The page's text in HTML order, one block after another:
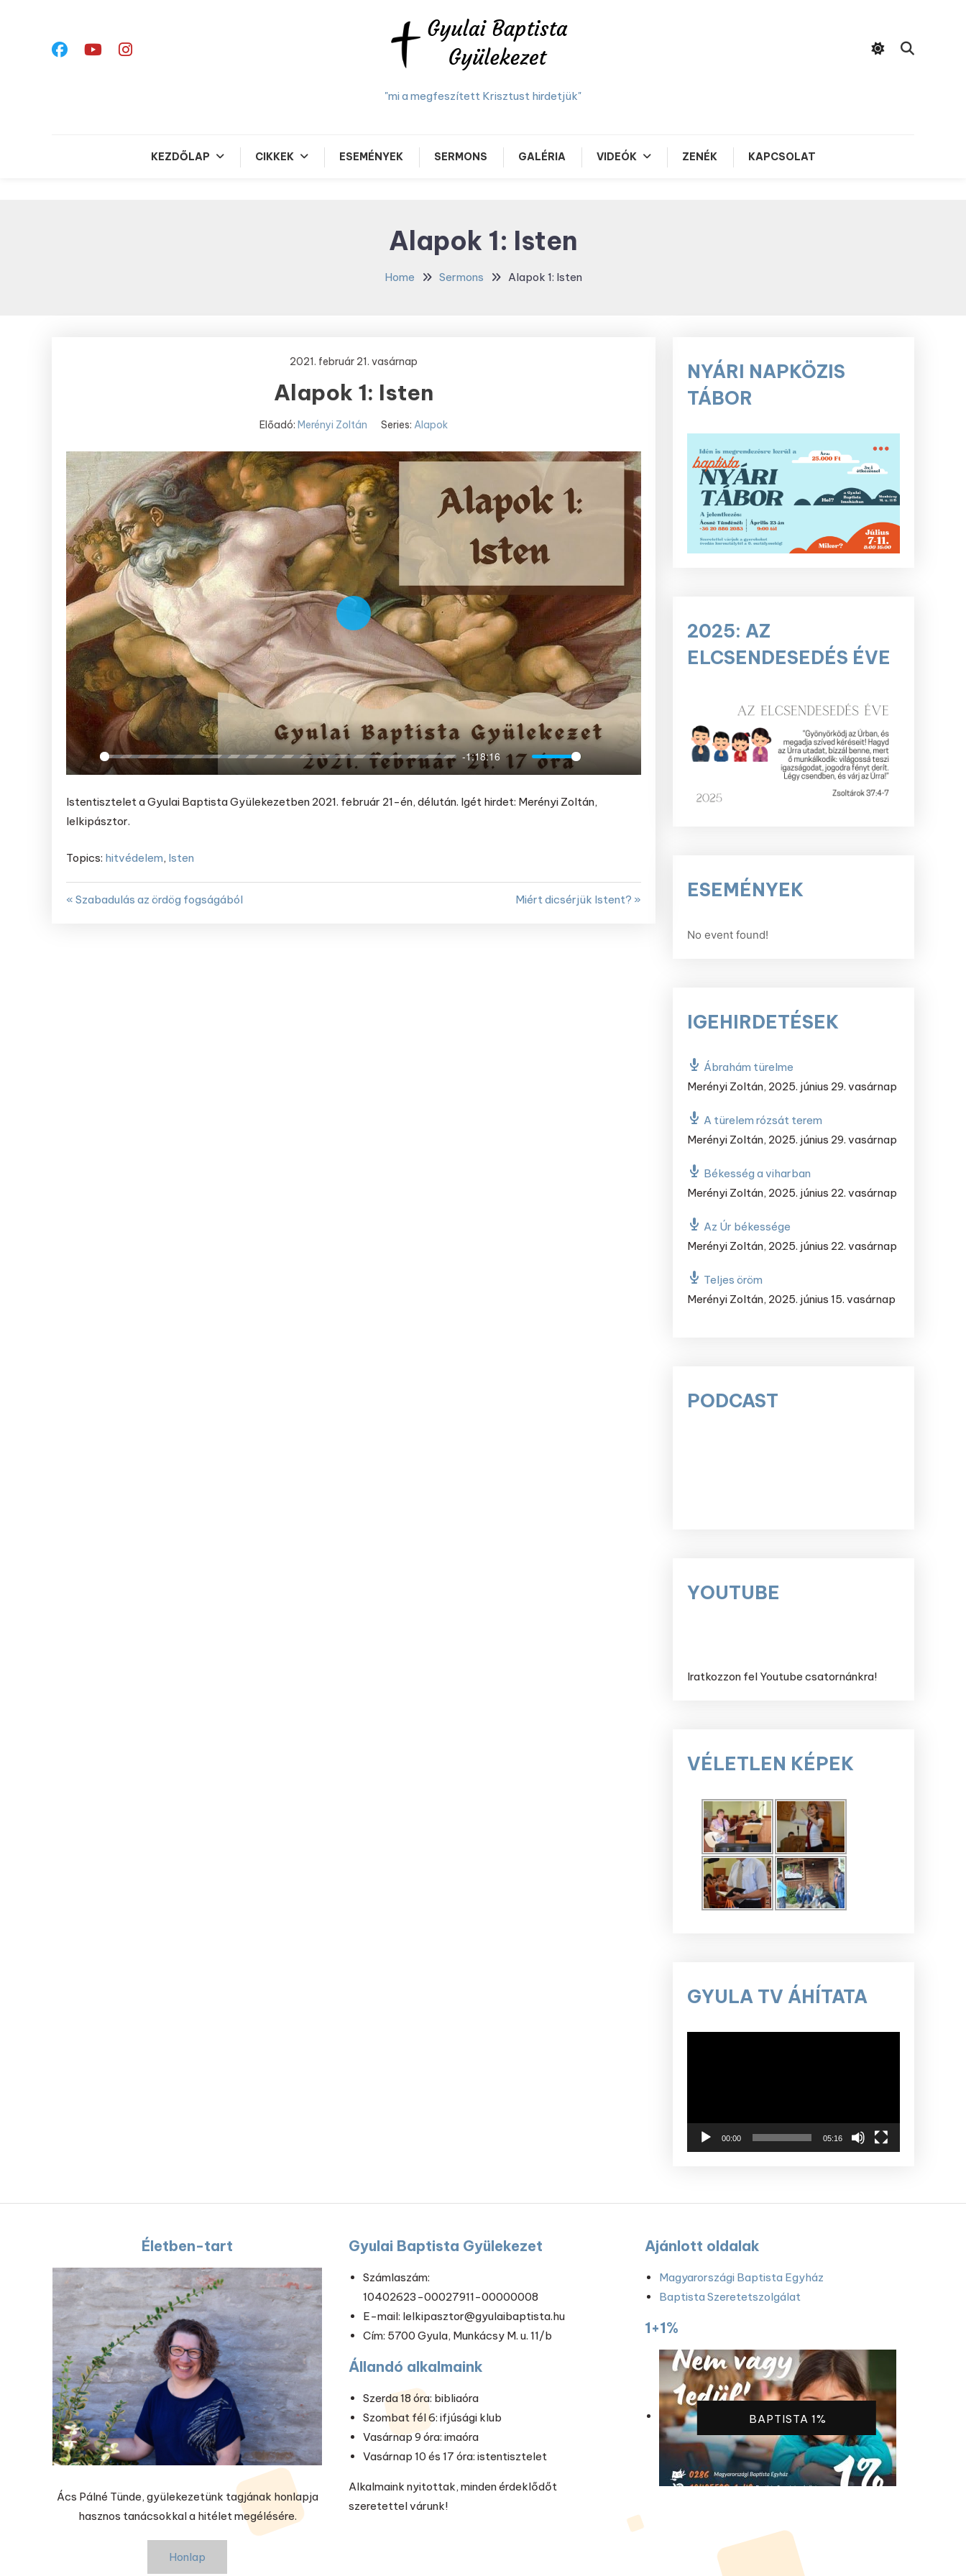
"mi a megfeszített Krisztust hirdetjük"
KEZDŐLAP CIKKEK ESEMÉNYEK SERMONS GALÉRIA VIDEÓK ZENÉK KAPCSOLAT
Alapok 1: Isten
Home Sermons Alapok 1: Isten
2021. február 21. vasárnap
Alapok 1: Isten
Előadó: Merényi Zoltán Series: Alapok
Play
-1:18:16
Mute Settings
Enter
Play
Istentisztelet a Gyulai Baptista Gyülekezetben 2021. február 21-én, délután. Igét hirdet: Merényi Zoltán,
lelkipásztor.
Topics: hitvédelem, Isten
« Szabadulás az ördög fogságából Miért dicsérjük Istent? »
NYÁRI NAPKÖZIS
TÁBOR
2025: AZ
ELCSENDESEDÉS ÉVE
ESEMÉNYEK
No event found!
IGEHIRDETÉSEK
Ábrahám türelme
Merényi Zoltán, 2025. június 29. vasárnap
A türelem rózsát terem
Merényi Zoltán, 2025. június 29. vasárnap
Békesség a viharban
Merényi Zoltán, 2025. június 22. vasárnap
Az Úr békessége
Merényi Zoltán, 2025. június 22. vasárnap
Teljes öröm
Merényi Zoltán, 2025. június 15. vasárnap
PODCAST
YOUTUBE
Iratkozzon fel Youtube csatornánkra!
VÉLETLEN KÉPEK
GYULA TV ÁHÍTATA
00:00 05:16
Életben-tart
Ács Pálné Tünde, gyülekezetünk tagjának honlapja
hasznos tanácsokkal a hitélet megélésére.
Honlap
Gyulai Baptista Gyülekezet
Számlaszám:
10402623-00027911-00000008
E-mail: lelkipasztor@gyulaibaptista.hu
Cím: 5700 Gyula, Munkácsy M. u. 11/b
Állandó alkalmaink
Szerda 18 óra: bibliaóra
Szombat fél 6: ifjúsági klub
Vasárnap 9 óra: imaóra
Vasárnap 10 és 17 óra: istentisztelet
Alkalmaink nyitottak, minden érdeklődőt
szeretettel várunk!
Ajánlott oldalak
Magyarországi Baptista Egyház
Baptista Szeretetszolgálat
1+1%
BAPTISTA 1%